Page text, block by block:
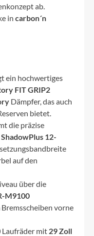
ab.
in carbon´n
ein hochwertiges
FIT GRIP2
Dämpfer, das auch
bietet.
die präzise
12-
auf den
über die
M9100
Bremsscheiben vorne
Laufräder mit 29 Zoll